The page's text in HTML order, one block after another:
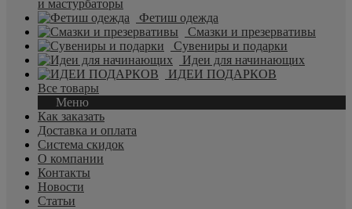
и мастурбаторы
Фетиш одежда
Смазки и презервативы
Сувениры и подарки
Идеи для начинающих
ИДЕИ ПОДАРКОВ
Все товары
Меню
Как заказать
Доставка и оплата
Система скидок
О компании
Контакты
Новости
Статьи